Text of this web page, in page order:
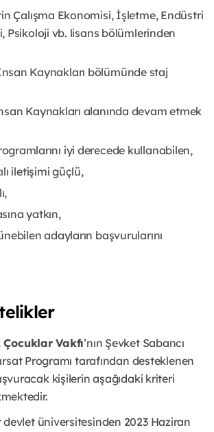
Çalışma Ekonomisi, İşletme, Endüstri
Psikoloji vb. lisans bölümlerinden
Kaynakları bölümünde staj
Kaynakları alanında devam etmek
iyi derecede kullanabilen,
iletişimi güçlü,
yatkın,
adayların başvurularını
Vakfı’nın Şevket Sabancı
Programı tarafından desteklenen
kişilerin aşağıdaki kriteri
üniversitesinden 2023 Haziran